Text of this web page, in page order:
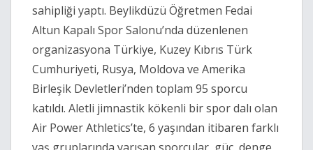
sahipliği yaptı. Beylikdüzü Öğretmen Fedai
Altun Kapalı Spor Salonu’nda düzenlenen
organizasyona Türkiye, Kuzey Kıbrıs Türk
Cumhuriyeti, Rusya, Moldova ve Amerika
Birleşik Devletleri’nden toplam 95 sporcu
katıldı. Aletli jimnastik kökenli bir spor dalı olan
Air Power Athletics’te, 6 yaşından itibaren farklı